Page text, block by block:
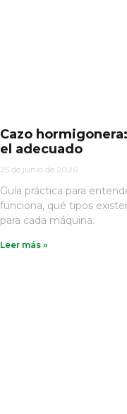
Cazo
el adecuado
25 de junio de 2026
Guía práctica para
funciona, qué tipos
para cada máquina.
Leer más »